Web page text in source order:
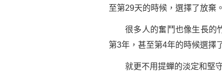
至第29天的時候，選擇了放棄。
很多人的奮鬥也像生長的竹
第3年，甚至第4年的時候選擇
就更不用提蟬的淡定和堅守